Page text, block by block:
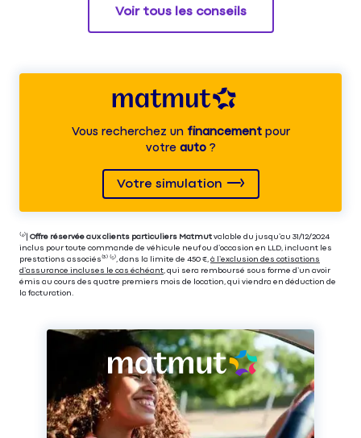
Voir tous les conseils
Vous recherchez unfinancementpour
votre auto?
Votre simulation
⁽⁴⁾| Offre réservée aux clients particuliers Matmut valable du jusqu’au 31/12/2024
inclus pour toute commande de véhicule neuf ou d’occasion en LLD, incluant les
prestations associés⁽³⁾ ⁽⁵⁾, dans la limite de 450 €, à l’exclusion des cotisations
d’assurance incluses le cas échéant , qui sera remboursé sous forme d’un avoir
émis au cours des quatre premiers mois de location, qui viendra en déduction de
la facturation.